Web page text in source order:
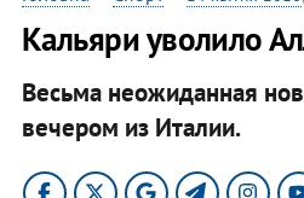
Кальяри уволило
Весьма неожиданная
вечером из Италии.